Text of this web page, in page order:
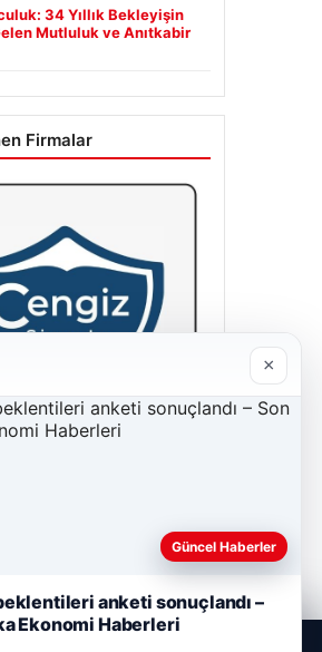
34 Yıllık Bekleyişin
Mutluluk ve Anıtkabir
Firmalar
×
Güncel Haberler
anketi sonuçlandı –
Ekonomi Haberleri